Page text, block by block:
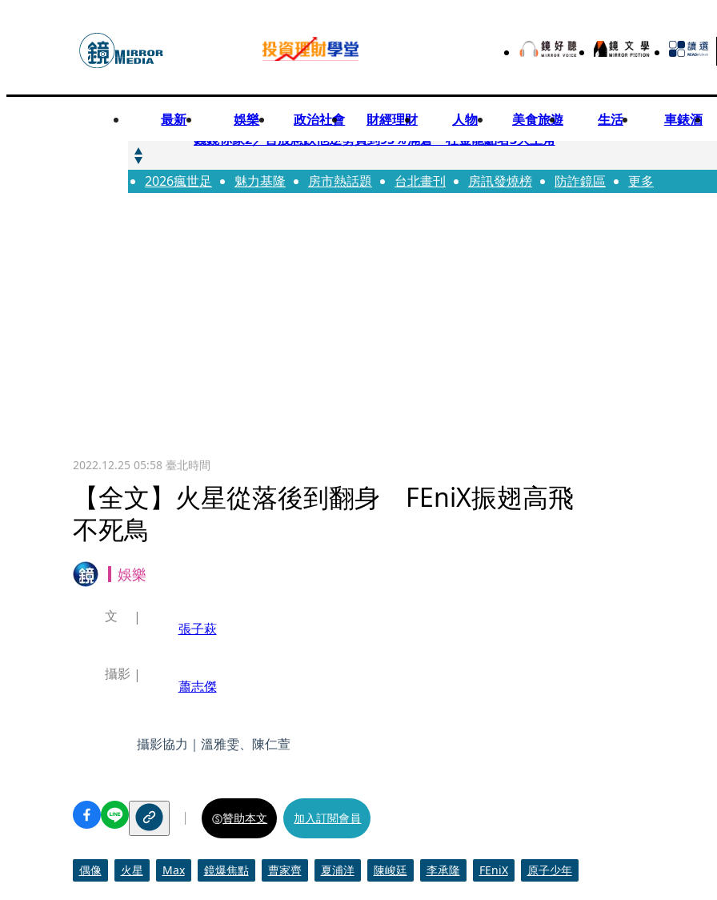
最新 娛樂 政治社會 財經理財 人物 美食旅遊 生活 車錶酒
快訊
錢鏡你家2／台股急跌他逆勢買到95％滿倉 杜金龍點名3大主角
快訊
八月寵物月 寵物食品大廠偕獸醫師提醒飼主四大照護誤區
2026瘋世足 魅力基隆 房市熱話題 台北畫刊 房訊發燒榜 防詐鏡區 更多
2022.12.25 05:58臺北時間
【全文】火星從落後到翻身 FEniX振翅高飛
不死鳥
娛樂
文
張子萩
攝影
蕭志傑
攝影協力｜溫雅雯、陳仁萱
贊助本文 加入訂閱會員
偶像 火星 Max 鏡爆焦點 曹家齊 夏浦洋 陳峻廷 李承隆 FEniX 原子少年